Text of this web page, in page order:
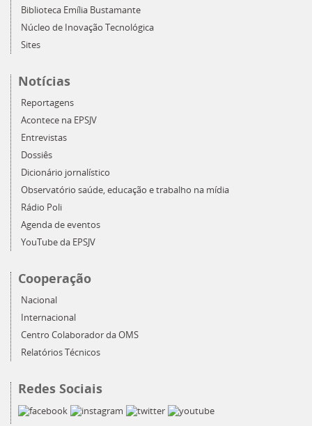
Biblioteca Emília Bustamante
Núcleo de Inovação Tecnológica
Sites
Notícias
Reportagens
Acontece na EPSJV
Entrevistas
Dossiês
Dicionário jornalístico
Observatório saúde, educação e trabalho na mídia
Rádio Poli
Agenda de eventos
YouTube da EPSJV
Cooperação
Nacional
Internacional
Centro Colaborador da OMS
Relatórios Técnicos
Redes Sociais